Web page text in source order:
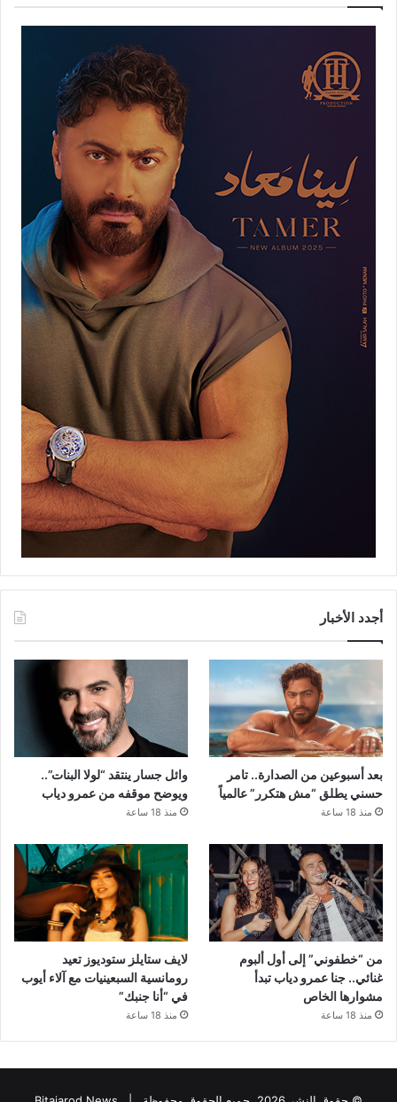
أجدد الأخبار
بعد أسبوعين من الصدارة.. تامر
حسني يطلق “مش هتكرر” عالمياً
منذ 18 ساعة
وائل جسار ينتقد “لولا البنات”..
ويوضح موقفه من عمرو دياب
منذ 18 ساعة
من “خطفوني” إلى أول ألبوم
غنائي.. جنا عمرو دياب تبدأ
مشوارها الخاص
منذ 18 ساعة
لايف ستايلز ستوديوز تعيد
رومانسية السبعينيات مع آلاء أيوب
في “أنا جنبك”
منذ 18 ساعة